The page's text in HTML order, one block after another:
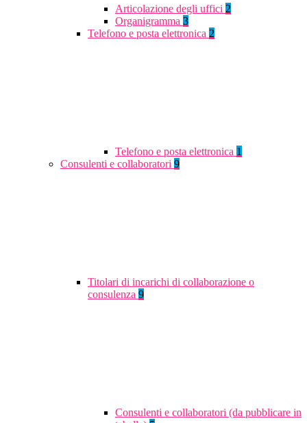
Articolazione degli uffici 2
Organigramma 3
Telefono e posta elettronica 2
Telefono e posta elettronica 1
Consulenti e collaboratori 9
Titolari di incarichi di collaborazione o
consulenza 9
Consulenti e collaboratori (da pubblicare in